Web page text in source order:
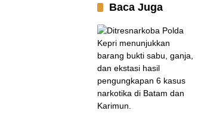
Baca Juga